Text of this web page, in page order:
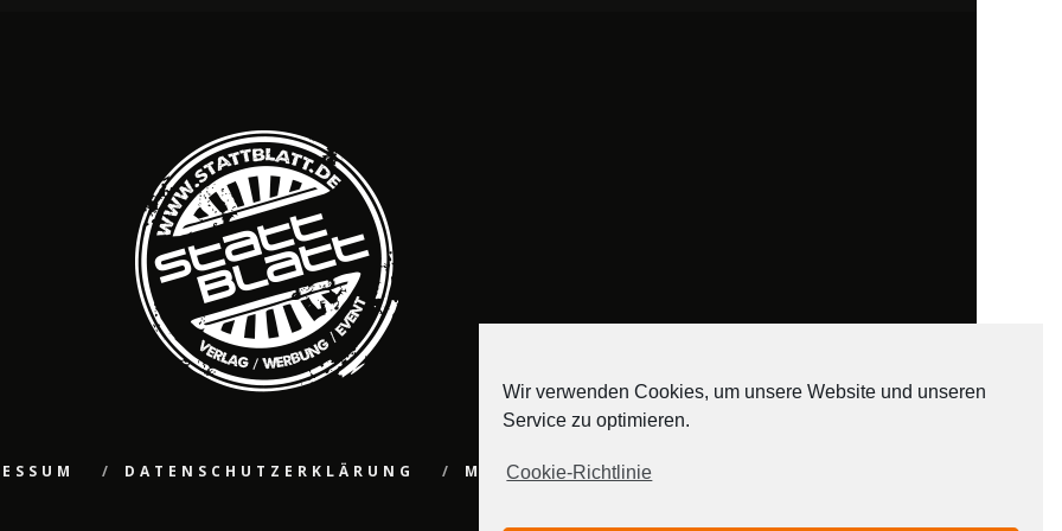
DATENSCHUTZERKLÄRUNG MEDIADATEN
Wir verwenden Cookies, um unsere Website und unseren
Service zu optimieren.
Cookie-Richtlinie